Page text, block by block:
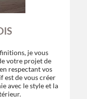
je vous
votre projet de
respectant vos
est de vous créer
avec le style et la